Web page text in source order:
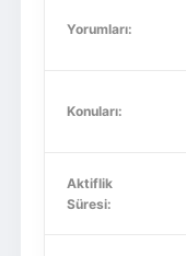
Yorumları:
Konuları:
Aktiflik
Süresi: